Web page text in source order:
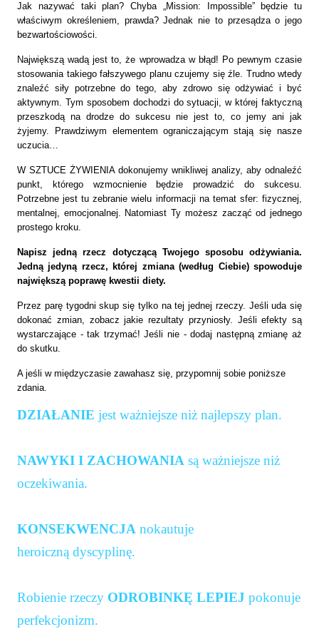
Jak nazywać taki plan? Chyba „Mission: Impossible” będzie tu
właściwym określeniem, prawda? Jednak nie to przesądza o jego
bezwartościowości.
Największą wadą jest to, że wprowadza w błąd! Po pewnym czasie
stosowania takiego fałszywego planu czujemy się źle. Trudno wtedy
znaleźć siły potrzebne do tego, aby zdrowo się odżywiać i być
aktywnym. Tym sposobem dochodzi do sytuacji, w której faktyczną
przeszkodą na drodze do sukcesu nie jest to, co jemy ani jak
żyjemy. Prawdziwym elementem ograniczającym stają się nasze
uczucia…
W SZTUCE ŻYWIENIA dokonujemy wnikliwej analizy, aby odnaleźć
punkt, którego wzmocnienie będzie prowadzić do sukcesu.
Potrzebne jest tu zebranie wielu informacji na temat sfer: fizycznej,
mentalnej, emocjonalnej. Natomiast Ty możesz zacząć od jednego
prostego kroku.
Napisz jedną rzecz dotyczącą Twojego sposobu odżywiania.
Jedną jedyną rzecz, której zmiana (według Ciebie) spowoduje
największą poprawę kwestii diety.
Przez parę tygodni skup się tylko na tej jednej rzeczy. Jeśli uda się
dokonać zmian, zobacz jakie rezultaty przyniosły. Jeśli efekty są
wystarczające - tak trzymać! Jeśli nie - dodaj następną zmianę aż
do skutku.
A jeśli w międzyczasie zawahasz się, przypomnij sobie poniższe
zdania.
DZIAŁANIE jest ważniejsze niż najlepszy plan.
NAWYKI I ZACHOWANIA są ważniejsze niż
oczekiwania.
KONSEKWENCJA nokautuje
heroiczną dyscyplinę.
Robienie rzeczy ODROBINKĘ LEPIEJ pokonuje
perfekcjonizm.